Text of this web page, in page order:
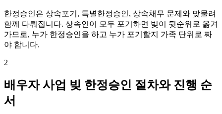
한정승인은 상속포기, 특별한정승인, 상속채무 문제와 맞물려
함께 다뤄집니다. 상속인이 모두 포기하면 빚이 뒷순위로 옮겨
가므로, 누가 한정승인을 하고 누가 포기할지 가족 단위로 짜
야 합니다.
2
배우자 사업 빚 한정승인 절차와 진행 순
서